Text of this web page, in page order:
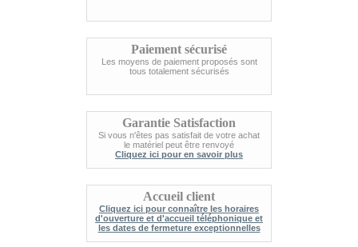
Paiement sécurisé
Les moyens de paiement proposés sont
tous totalement sécurisés
Garantie Satisfaction
Si vous n'êtes pas satisfait de votre achat
le matériel peut être renvoyé
Cliquez ici pour en savoir plus
Accueil client
Cliquez ici pour connaître les horaires
d'ouverture et d'accueil téléphonique et
les dates de fermeture exceptionnelles